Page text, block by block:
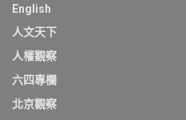
English
人文天下
人權觀察
六四專欄
北京觀察